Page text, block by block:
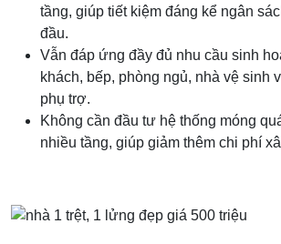
tầng, giúp tiết kiệm đáng kể ngân
đầu.
Vẫn đáp ứng đầy đủ nhu cầu sinh
khách, bếp, phòng ngủ, nhà vệ sinh
phụ trợ.
Không cần đầu tư hệ thống móng
nhiều tầng, giúp giảm thêm chi phí